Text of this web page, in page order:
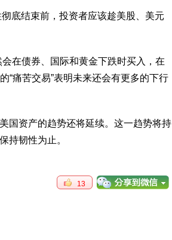
底结束前，投资者应该趁美股、美元
在债券、国际和黄金下跌时买入，在
“痛苦交易”表明未来还会有更多的下行
国资产的趋势还将延续。这一趋势将持
持韧性为止。
13